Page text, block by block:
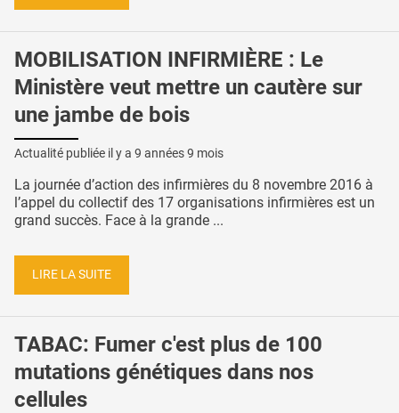
MOBILISATION INFIRMIÈRE : Le
Ministère veut mettre un cautère sur
une jambe de bois
Actualité publiée il y a 9 années 9 mois
La journée d’action des infirmières du 8 novembre 2016 à
l’appel du collectif des 17 organisations infirmières est un
grand succès. Face à la grande ...
LIRE LA SUITE
TABAC: Fumer c'est plus de 100
mutations génétiques dans nos
cellules